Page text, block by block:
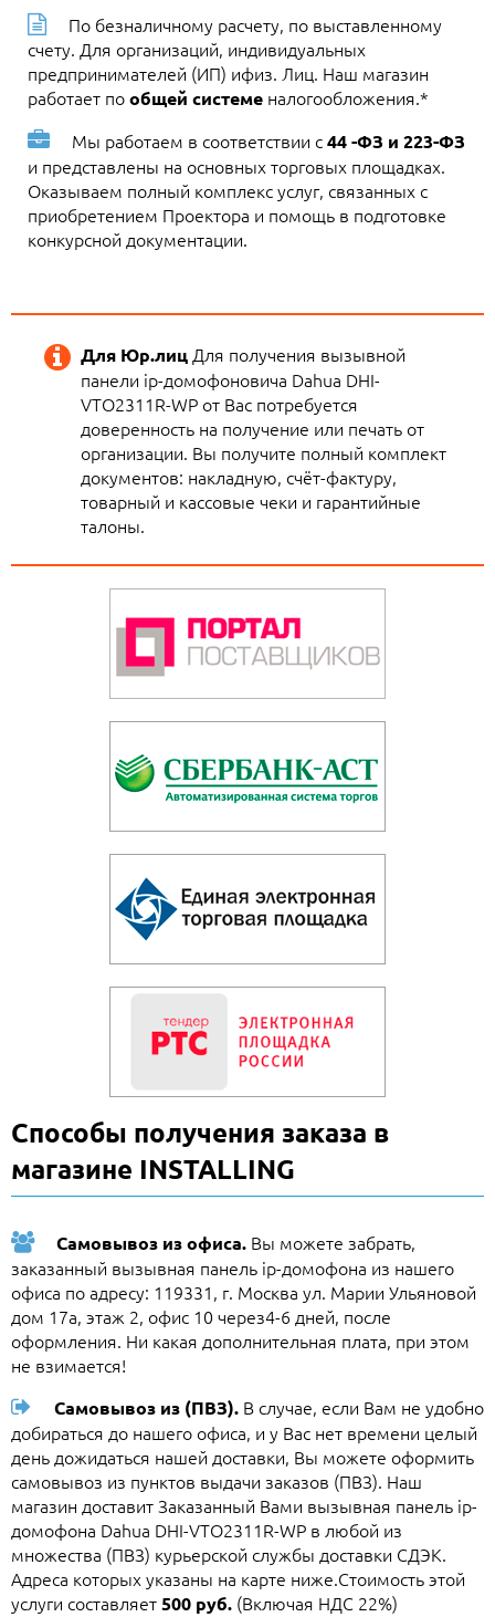
По безналичному расчету, по выставленному
счету. Для организаций, индивидуальных
предпринимателей (ИП) ифиз. Лиц. Наш магазин
работает пообщей системе налогообложения.*
Мы работаем в соответствии с44 -ФЗ и 223-ФЗ
и представлены на основных торговых площадках.
Оказываем полный комплекс услуг, связанных с
приобретением Проектора и помощь в подготовке
конкурсной документации.
Для Юр.лицДля получения вызывной
панели ip-домофоновича Dahua DHI-
VTO2311R-WP от Вас потребуется
доверенность на получение или печать от
организации. Вы получите полный комплект
документов: накладную, счёт-фактуру,
товарный и кассовые чеки и гарантийные
талоны.
Способы получения заказа в
магазине INSTALLING
Самовывоз из офиса. Вы можете забрать,
заказанный вызывная панель ip-домофона из нашего
офиса по адресу: 119331, г. Москва ул. Марии Ульяновой
дом 17а, этаж 2, офис 10 через4-6 дней, после
оформления. Ни какая дополнительная плата, при этом
не взимается!
Самовывоз из (ПВЗ). В случае, если Вам не удобно
добираться до нашего офиса, и у Вас нет времени целый
день дожидаться нашей доставки, Вы можете оформить
самовывоз из пунктов выдачи заказов (ПВЗ). Наш
магазин доставит Заказанный Вами вызывная панель ip-
домофона Dahua DHI-VTO2311R-WP в любой из
множества (ПВЗ) курьерской службы доставки СДЭК.
Адреса которых указаны на карте ниже.Стоимость этой
услуги составляет500 руб. (Включая НДС 22%)